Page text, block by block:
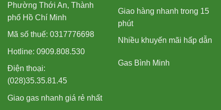
Phường Thới An, Thành
phố Hồ Chí Minh
Mã số thuế: 0317776698
Hotline: 0909.808.530
Điện thoại:
(028)35.35.81.45
Giao gas nhanh giá rẻ nhất
Giao hàng nhanh trong 15
phút
Nhiều khuyến mãi hấp dẫn
Gas Bình Minh